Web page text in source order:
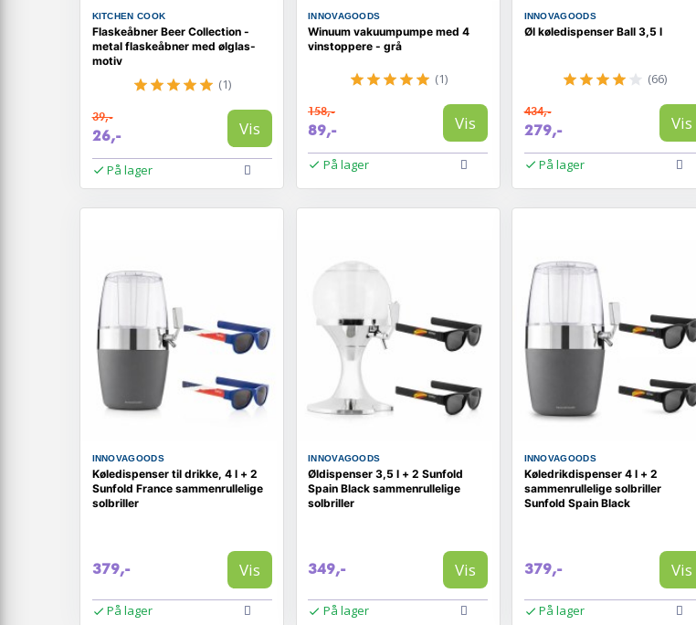
KITCHEN COOK
Flaskeåbner Beer Collection -
metal flaskeåbner med ølglas-
motiv
(1)
39,-
26,- Vis
På lager
INNOVAGOODS
Winuum vakuumpumpe med 4
vinstoppere - grå
(1)
158,-
89,- Vis
På lager
INNOVAGOODS
Øl køledispenser Ball 3,5 l
(66)
434,-
279,- Vis
På lager
INNOVAGOODS
Køledispenser til drikke, 4 l + 2
Sunfold France sammenrullelige
solbriller
379,- Vis
På lager
INNOVAGOODS
Øldispenser 3,5 l + 2 Sunfold
Spain Black sammenrullelige
solbriller
349,- Vis
På lager
INNOVAGOODS
Køledrikdispenser 4 l + 2
sammenrullelige solbriller
Sunfold Spain Black
379,- Vis
På lager